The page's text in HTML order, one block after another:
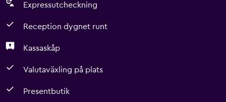
Expressutcheckning
Reception dygnet runt
Kassaskåp
Valutaväxling på plats
Presentbutik